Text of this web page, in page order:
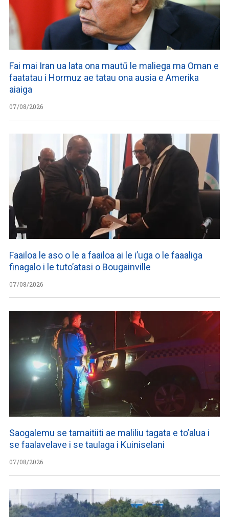
Fai mai Iran ua lata ona mautū le maliega ma Oman e
faatatau i Hormuz ae tatau ona ausia e Amerika
aiaiga
07/08/2026
Faailoa le aso o le a faailoa ai le i’uga o le faaaliga
finagalo i le tuto’atasi o Bougainville
07/08/2026
Saogalemu se tamaitiiti ae maliliu tagata e to’alua i
se faalavelave i se taulaga i Kuiniselani
07/08/2026